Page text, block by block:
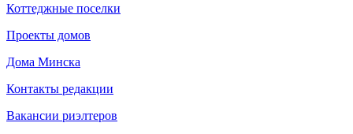
Коттеджные поселки
Проекты домов
Дома Минска
Контакты редакции
Вакансии риэлтеров